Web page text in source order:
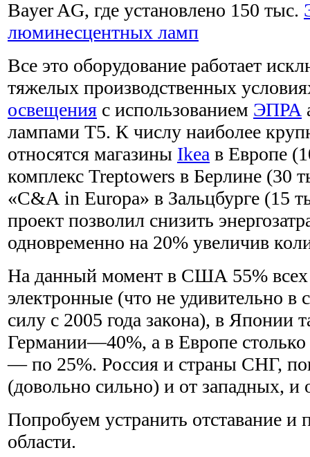
Bayer AG, где установлено 150 тыс.
люминесцентных ламп
Все это оборудование работает
тяжелых производственных
освещения с использованием ЭПРА
лампами Т5. К числу наиболее
относятся магазины Ikea в Европе
комплекс Treptowers в Берлине (30
«С&А in Europa» в Зальцбурге (15
проект позволил снизить
одновременно на 20% увеличив
На данный момент в США 55%
электронные (что не удивительно в
силу с 2005 года закона), в Японии
Германии—40%, а в Европе
— по 25%. Россия и страны СНГ,
(довольно сильно) и от западных, и
Попробуем устранить отставание и
области.